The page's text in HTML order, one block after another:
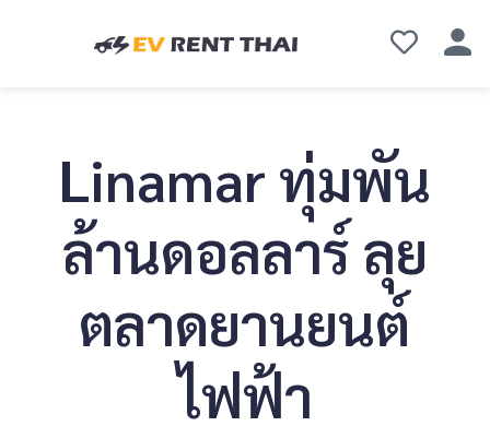
Linamar ทุ่มพัน
ล้านดอลลาร์ ลุย
ตลาดยานยนต์
ไฟฟ้า